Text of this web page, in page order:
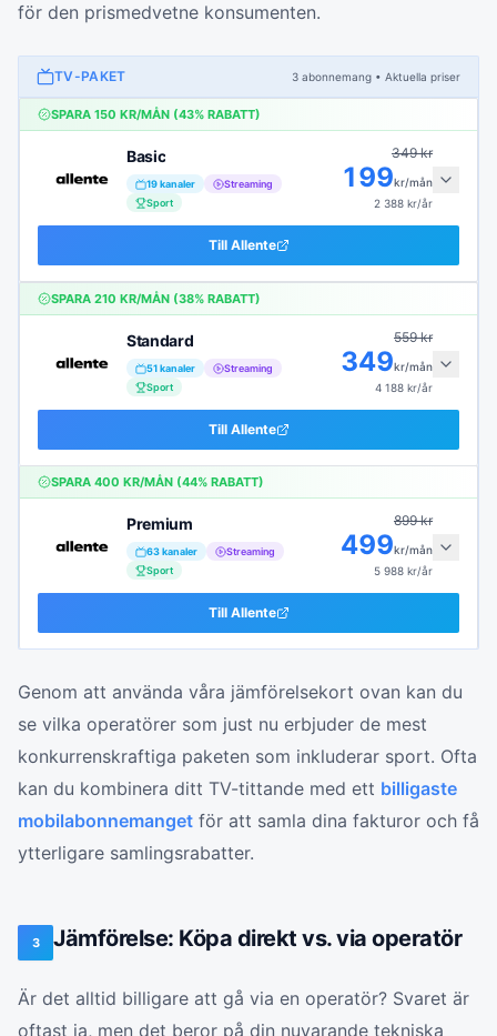
för den prismedvetne konsumenten.
TV-PAKET 3 abonnemang • Aktuella priser
SPARA 150 KR/MÅN (43% RABATT)
Basic
19kanaler
Streaming
Sport
349kr
199kr/mån
2 388 kr/år
Till Allente
SPARA 210 KR/MÅN (38% RABATT)
Standard
51kanaler
Streaming
Sport
559kr
349kr/mån
4 188 kr/år
Till Allente
SPARA 400 KR/MÅN (44% RABATT)
Premium
63kanaler
Streaming
Sport
899kr
499kr/mån
5 988 kr/år
Till Allente
Genom att använda våra jämförelsekort ovan kan du
se vilka operatörer som just nu erbjuder de mest
konkurrenskraftiga paketen som inkluderar sport. Ofta
kan du kombinera ditt TV-tittande med ett billigaste
mobilabonnemanget för att samla dina fakturor och få
ytterligare samlingsrabatter.
3 Jämförelse: Köpa direkt vs. via operatör
Är det alltid billigare att gå via en operatör? Svaret är
oftast ja, men det beror på din nuvarande tekniska